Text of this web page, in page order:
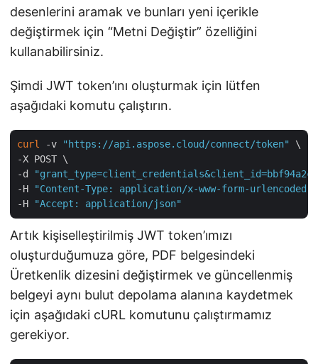
desenlerini aramak ve bunları yeni içerikle
değiştirmek için “Metni Değiştir” özelliğini
kullanabilirsiniz.
Şimdi JWT token’ını oluşturmak için lütfen
aşağıdaki komutu çalıştırın.
curl -v "https://api.aspose.cloud/connect/token"
\
-X POST \
-d
"grant_type=client_credentials&client_id=bbf94a2c-
-H
"Content-Type: application/x-www-form-urlencoded"
-H
"Accept: application/json"
Artık kişiselleştirilmiş JWT token’ımızı
oluşturduğumuza göre, PDF belgesindeki
Üretkenlik dizesini değiştirmek ve güncellenmiş
belgeyi aynı bulut depolama alanına kaydetmek
için aşağıdaki cURL komutunu çalıştırmamız
gerekiyor.